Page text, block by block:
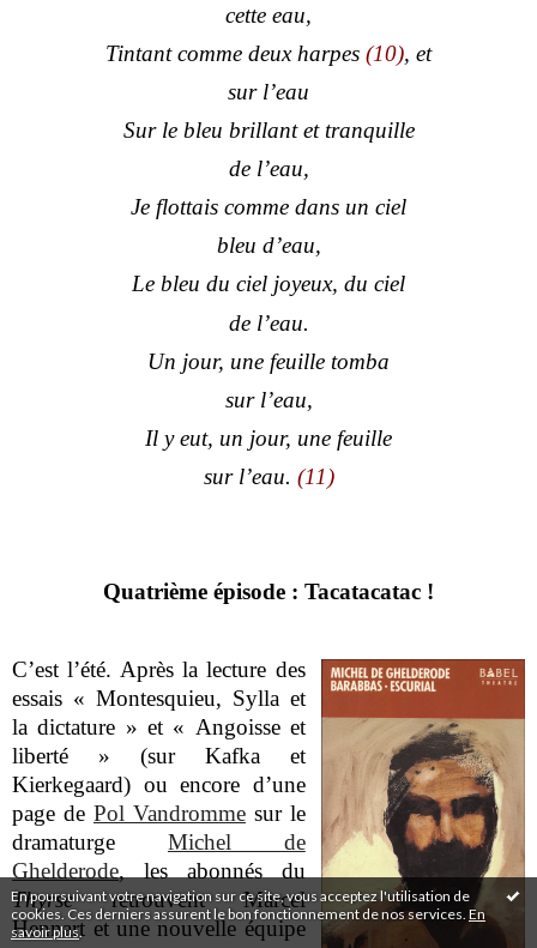
En poursuivant votre navigation sur ce site, vous acceptez l'utilisation de
cookies. Ces derniers assurent le bon fonctionnement de nos services. En
savoir plus.
cette eau,
Tintant comme deux harpes (10), et
sur l’eau
Sur le bleu brillant et tranquille
de l’eau,
Je flottais comme dans un ciel
bleu d’eau,
Le bleu du ciel joyeux, du ciel
de l’eau.
Un jour, une feuille tomba
sur l’eau,
Il y eut, un jour, une feuille
sur l’eau. (11)
Quatrième épisode : Tacatacatac !
C’est l’été. Après la lecture des
essais « Montesquieu, Sylla et
la dictature » et « Angoisse et
liberté » (sur Kafka et
Kierkegaard) ou encore d’une
page de Pol Vandrommesur le
dramaturge Michel de
Ghelderode, les abonnés du
Thyrseretrouvent Marcel
Hennart et une nouvelle équipe